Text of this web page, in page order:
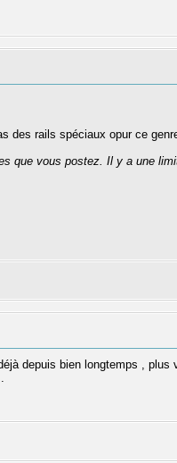
des rails spéciaux opur ce
que vous postez. Il y a une
depuis bien longtemps , plus